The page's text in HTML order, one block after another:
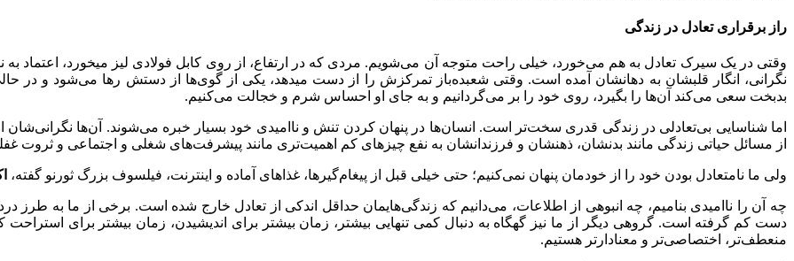
راز برقراری تعادل در زندگی
وقتی در یک سیرک تعادل به هم می‌خورد، خیلی راحت متوجه آن می‌شویم. مردی که در ارتفاع، از روی کابل فولادی لیز میخورد، اعتماد
نگرانی، انگار قلبشان به دهانشان آمده است. وقتی شعبده‌باز تمرکزش را از دست میدهد، یکی از گوی‌ها از دستش رها می‌شود و در
بدبخت سعی می‌کند آن‌ها را بگیرد، روی خود را بر می‌گردانیم و به جای او احساس شرم و خجالت می‌کنیم.
اما شناسایی بی‌تعادلی در زندگی قدری سخت‌تر است. انسان‌ها در پنهان کردن تنش و ناامیدی خود بسیار خبره می‌شوند. آن‌ها نگرانی‌شان از
از مسائل حیاتی زندگی مانند بدنشان، ذهنشان و فرزندانشان به نفع چیزهای کم اهمیت‌تری مانند پیشرفت‌های شغلی و اجتماعی و ثروت
ولی ما نامتعادل بودن خود را از خودمان پنهان نمی‌کنیم؛ حتی خیلی قبل از پیغام‌گیرها، غذاهای آماده و اینترنت، فیلسوف بزرگ ثورنو گفته،
چه آن را ناامیدی بنامیم، چه انبوهی از اطلاعات، می‌دانیم که زندگی‌هایمان حداقل اندکی از تعادل خارج شده است. برخی از ما به طرز
دست کم گرفته است. گروهی دیگر از ما نیز گهگاه به دنبال کمی تنهایی بیشتر، زمان بیشتر برای اندیشیدن، زمان بیشتر برای استراحت
منعطف‌تر، اختصاصی‌تر و معنادار‌تر هستیم.